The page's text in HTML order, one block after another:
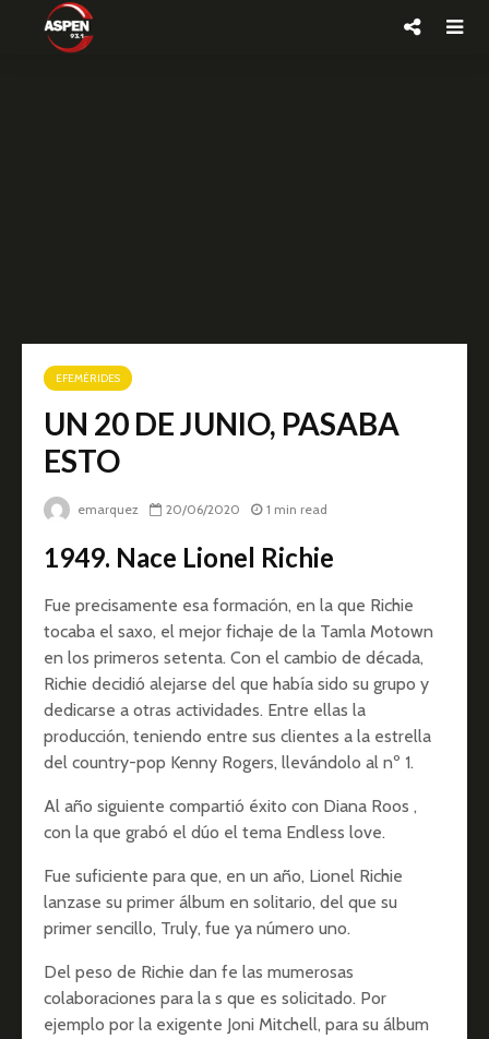
EFEMÉRIDES
UN 20 DE JUNIO, PASABA
ESTO
emarquez 20/06/2020 1 min read
1949. Nace Lionel Richie
Fue precisamente esa formación, en la que Richie
tocaba el saxo, el mejor fichaje de la Tamla Motown
en los primeros setenta. Con el cambio de década,
Richie decidió alejarse del que había sido su grupo y
dedicarse a otras actividades. Entre ellas la
producción, teniendo entre sus clientes a la estrella
del country-pop Kenny Rogers, llevándolo al nº 1.
Al año siguiente compartió éxito con Diana Roos ,
con la que grabó el dúo el tema Endless love.
Fue suficiente para que, en un año, Lionel Richie
lanzase su primer álbum en solitario, del que su
primer sencillo, Truly, fue ya número uno.
Del peso de Richie dan fe las mumerosas
colaboraciones para la s que es solicitado. Por
ejemplo por la exigente Joni Mitchell, para su álbum